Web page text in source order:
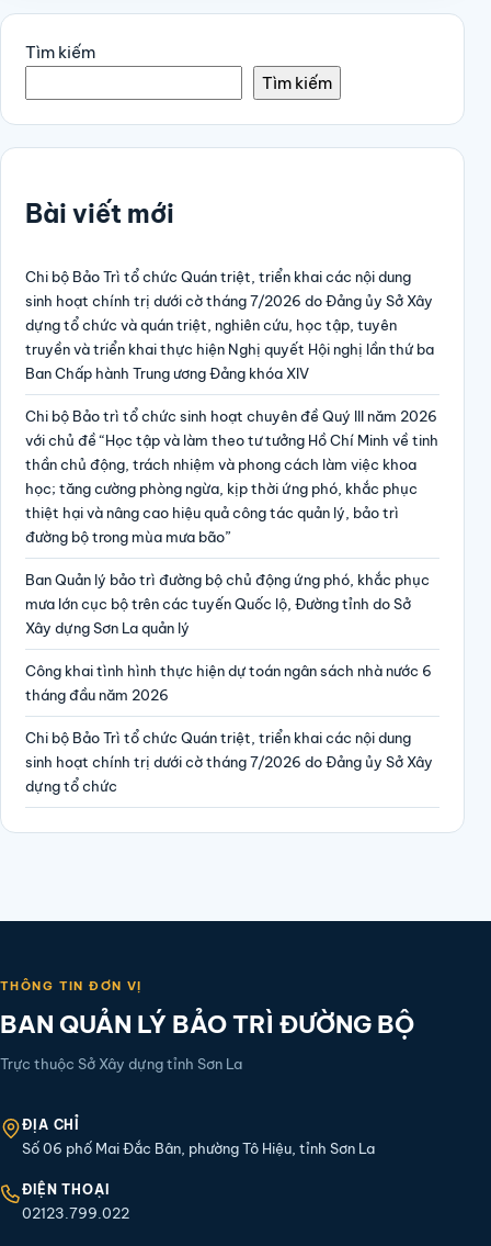
Tìm kiếm
Tìm kiếm
Bài viết mới
Chi bộ Bảo Trì tổ chức Quán triệt, triển khai các nội dung
sinh hoạt chính trị dưới cờ tháng 7/2026 do Đảng ủy Sở Xây
dựng tổ chức và quán triệt, nghiên cứu, học tập, tuyên
truyền và triển khai thực hiện Nghị quyết Hội nghị lần thứ ba
Ban Chấp hành Trung ương Đảng khóa XIV
Chi bộ Bảo trì tổ chức sinh hoạt chuyên đề Quý III năm 2026
với chủ đề “Học tập và làm theo tư tưởng Hồ Chí Minh về tinh
thần chủ động, trách nhiệm và phong cách làm việc khoa
học; tăng cường phòng ngừa, kịp thời ứng phó, khắc phục
thiệt hại và nâng cao hiệu quả công tác quản lý, bảo trì
đường bộ trong mùa mưa bão”
Ban Quản lý bảo trì đường bộ chủ động ứng phó, khắc phục
mưa lớn cục bộ trên các tuyến Quốc lộ, Đường tỉnh do Sở
Xây dựng Sơn La quản lý
Công khai tình hình thực hiện dự toán ngân sách nhà nước 6
tháng đầu năm 2026
Chi bộ Bảo Trì tổ chức Quán triệt, triển khai các nội dung
sinh hoạt chính trị dưới cờ tháng 7/2026 do Đảng ủy Sở Xây
dựng tổ chức
THÔNG TIN ĐƠN VỊ
BAN QUẢN LÝ BẢO TRÌ ĐƯỜNG BỘ
Trực thuộc Sở Xây dựng tỉnh Sơn La
ĐỊA CHỈ
Số 06 phố Mai Đắc Bân, phường Tô Hiệu, tỉnh Sơn La
ĐIỆN THOẠI
02123.799.022